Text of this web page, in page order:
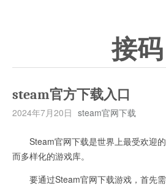
接码
steam官方下载入口
2024年7月20日 steam官网下载
Steam官网下载是世界上最受欢迎的
而多样化的游戏库。
要通过Steam官网下载游戏，首先需